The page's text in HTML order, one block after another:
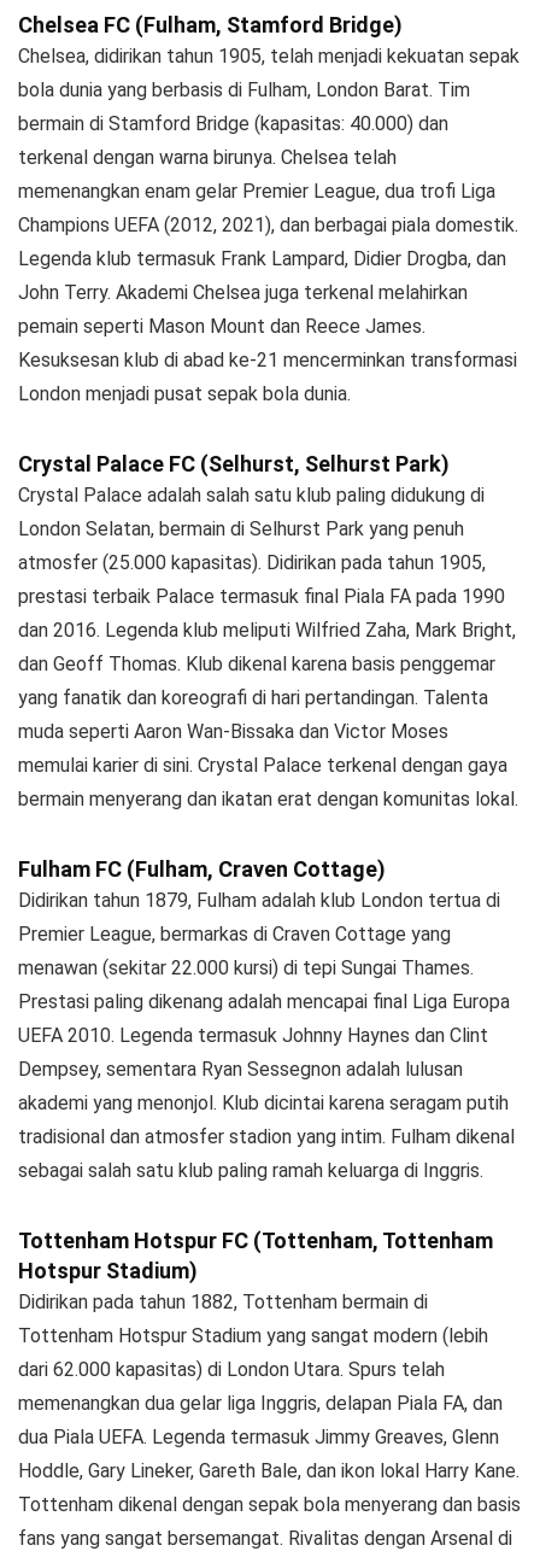
Chelsea FC (Fulham, Stamford Bridge)
Chelsea, didirikan tahun 1905, telah menjadi kekuatan sepak
bola dunia yang berbasis di Fulham, London Barat. Tim
bermain di Stamford Bridge (kapasitas: 40.000) dan
terkenal dengan warna birunya. Chelsea telah
memenangkan enam gelar Premier League, dua trofi Liga
Champions UEFA (2012, 2021), dan berbagai piala domestik.
Legenda klub termasuk Frank Lampard, Didier Drogba, dan
John Terry. Akademi Chelsea juga terkenal melahirkan
pemain seperti Mason Mount dan Reece James.
Kesuksesan klub di abad ke-21 mencerminkan transformasi
London menjadi pusat sepak bola dunia.
Crystal Palace FC (Selhurst, Selhurst Park)
Crystal Palace adalah salah satu klub paling didukung di
London Selatan, bermain di Selhurst Park yang penuh
atmosfer (25.000 kapasitas). Didirikan pada tahun 1905,
prestasi terbaik Palace termasuk final Piala FA pada 1990
dan 2016. Legenda klub meliputi Wilfried Zaha, Mark Bright,
dan Geoff Thomas. Klub dikenal karena basis penggemar
yang fanatik dan koreografi di hari pertandingan. Talenta
muda seperti Aaron Wan-Bissaka dan Victor Moses
memulai karier di sini. Crystal Palace terkenal dengan gaya
bermain menyerang dan ikatan erat dengan komunitas lokal.
Fulham FC (Fulham, Craven Cottage)
Didirikan tahun 1879, Fulham adalah klub London tertua di
Premier League, bermarkas di Craven Cottage yang
menawan (sekitar 22.000 kursi) di tepi Sungai Thames.
Prestasi paling dikenang adalah mencapai final Liga Europa
UEFA 2010. Legenda termasuk Johnny Haynes dan Clint
Dempsey, sementara Ryan Sessegnon adalah lulusan
akademi yang menonjol. Klub dicintai karena seragam putih
tradisional dan atmosfer stadion yang intim. Fulham dikenal
sebagai salah satu klub paling ramah keluarga di Inggris.
Tottenham Hotspur FC (Tottenham, Tottenham
Hotspur Stadium)
Didirikan pada tahun 1882, Tottenham bermain di
Tottenham Hotspur Stadium yang sangat modern (lebih
dari 62.000 kapasitas) di London Utara. Spurs telah
memenangkan dua gelar liga Inggris, delapan Piala FA, dan
dua Piala UEFA. Legenda termasuk Jimmy Greaves, Glenn
Hoddle, Gary Lineker, Gareth Bale, dan ikon lokal Harry Kane.
Tottenham dikenal dengan sepak bola menyerang dan basis
fans yang sangat bersemangat. Rivalitas dengan Arsenal di